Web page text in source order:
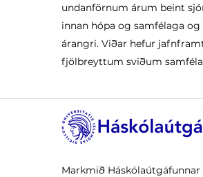
undanförnum árum beint
innan hópa og samfélaga
árangri. Viðar hefur
fjölbreyttum sviðum
Markmið